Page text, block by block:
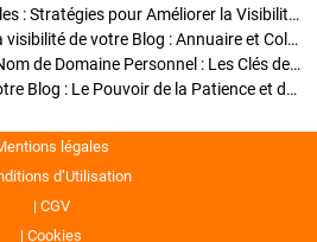
Optimisation SEO des Articles : Stratégies pour Améliorer la Visibilité de Votre Blog
Stratégies pour améliorer la visibilité de votre Blog : Annuaire et Collaborations
Pourquoi Investir dans un Nom de Domaine Personnel : Les Clés de la Réussite de Votre Blog
Comment Faire Émerger Votre Blog : Le Pouvoir de la Patience et de la Persévérance
légales
d’Utilisation
CGV
Cookies